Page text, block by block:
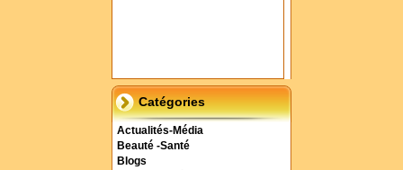
Catégories
Actualités-Média
Beauté -Santé
Blogs